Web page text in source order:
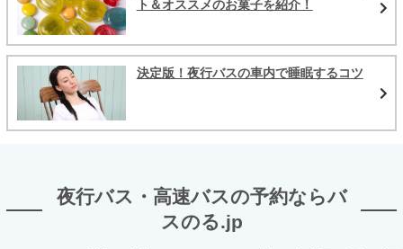
ト＆オススメのお菓子を紹介！
決定版！夜行バスの車内で睡眠するコツ
夜行バス・高速バスの予約ならバ
スのる.jp